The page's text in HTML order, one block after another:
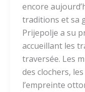
encore
traditions et sa
Prijepolje a su
accueillant les
traversée. Les
des clochers,
l’empreinte